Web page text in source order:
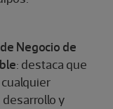
Negocio de
: destaca que
y